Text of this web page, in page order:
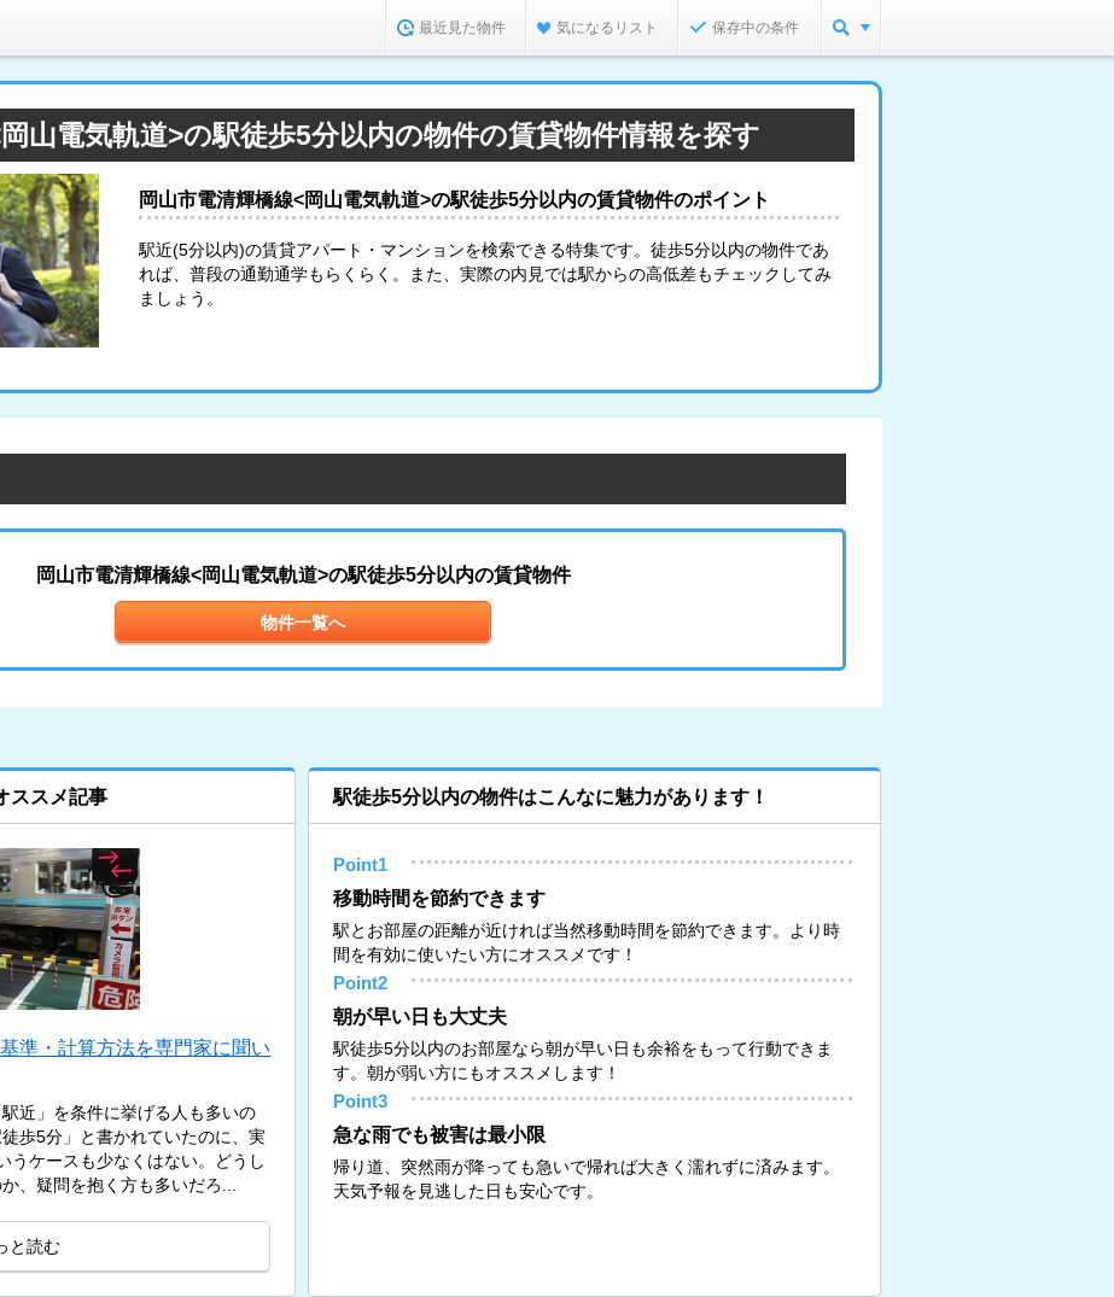
最近見た物件 気になるリスト 保存中の条件
山電気軌道>の駅徒歩5分以内の物件の賃貸物件情報を探す
岡山市電清輝橋線<岡山電気軌道>の駅徒歩5分以内の賃貸物件のポイント
駅近(5分以内)の賃貸アパート・マンションを検索できる特集です。徒歩5分以内の物件であ
れば、普段の通勤通学もらくらく。また、実際の内見では駅からの高低差もチェックしてみ
ましょう。
岡山市電清輝橋線<岡山電気軌道>の駅徒歩5分以内の賃貸物件
物件一覧へ
ススメ記事
準・計算方法を専門家に聞い
近」を条件に挙げる人も多いの
歩5分」と書かれていたのに、実
うケースも少なくはない。どうし
、疑問を抱く方も多いだろ...
と読む
駅徒歩5分以内の物件はこんなに魅力があります！
Point1
移動時間を節約できます
駅とお部屋の距離が近ければ当然移動時間を節約できます。より時
間を有効に使いたい方にオススメです！
Point2
朝が早い日も大丈夫
駅徒歩5分以内のお部屋なら朝が早い日も余裕をもって行動できま
す。朝が弱い方にもオススメします！
Point3
急な雨でも被害は最小限
帰り道、突然雨が降っても急いで帰れば大きく濡れずに済みます。
天気予報を見逃した日も安心です。